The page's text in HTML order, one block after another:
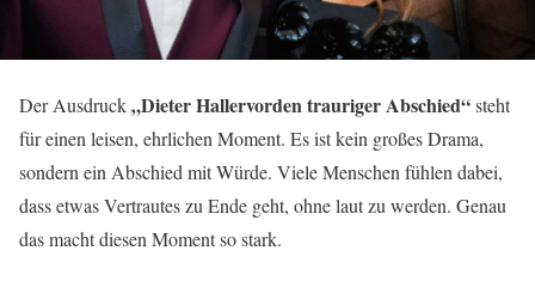
Der Ausdruck„Dieter Hallervorden trauriger Abschied“steht
für einen leisen, ehrlichen Moment. Es ist kein großes Drama,
sondern ein Abschied mit Würde. Viele Menschen fühlen dabei,
dass etwas Vertrautes zu Ende geht, ohne laut zu werden. Genau
das macht diesen Moment so stark.